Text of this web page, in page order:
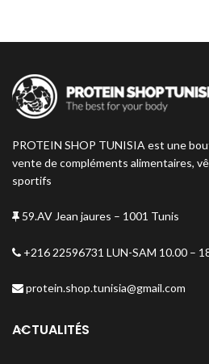
PROTEIN SHOP TUNISIA est une
vente de compléments alimentaires,
sportifs
59.AV Jean jaures – 1001 Tunis
+216 22596731 LUN-SAM 10.00 –
protein.shop.tunisia@gmail.com
ACTUALITÉS